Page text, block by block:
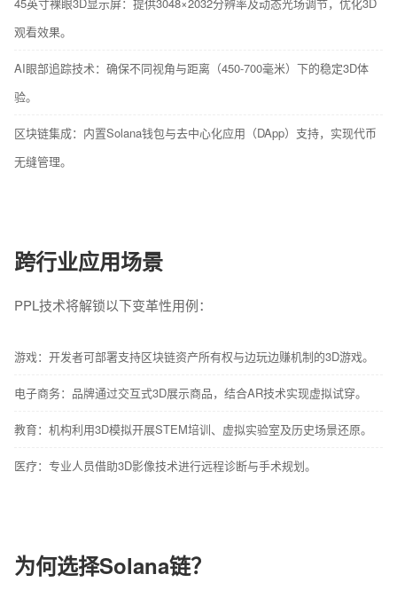
观看效果。
AI眼部追踪技术：确保不同视角与距离（450-700毫米）下的稳定3D体
验。
区块链集成：内置Solana钱包与去中心化应用（DApp）支持，实现代币
无缝管理。
跨行业应用场景
PPL技术将解锁以下变革性用例：
游戏：开发者可部署支持区块链资产所有权与边玩边赚机制的3D游戏。
电子商务：品牌通过交互式3D展示商品，结合AR技术实现虚拟试穿。
教育：机构利用3D模拟开展STEM培训、虚拟实验室及历史场景还原。
医疗：专业人员借助3D影像技术进行远程诊断与手术规划。
为何选择Solana链？